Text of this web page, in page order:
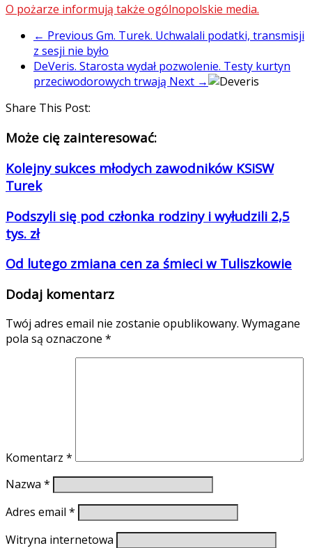
O pożarze informują także ogólnopolskie media.
← Previous Gm. Turek. Uchwalali podatki, transmisji
z sesji nie było
DeVeris. Starosta wydał pozwolenie. Testy kurtyn
przeciwodorowych trwają Next →
Share This Post:
Może cię zainteresować:
Kolejny sukces młodych zawodników KSiSW
Turek
Podszyli się pod członka rodziny i wyłudzili 2,5
tys. zł
Od lutego zmiana cen za śmieci w Tuliszkowie
Dodaj komentarz
Twój adres email nie zostanie opublikowany. Wymagane
pola są oznaczone *
Komentarz *
Nazwa *
Adres email *
Witryna internetowa